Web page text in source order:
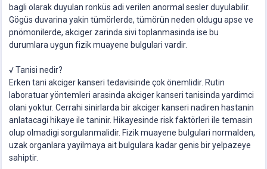
bagli olarak duyulan ronküs adi verilen anormal sesler duyulabilir.
Gögüs duvarina yakin tümörlerde, tümörün neden oldugu apse ve
pnömonilerde, akciger zarinda sivi toplanmasinda ise bu
durumlara uygun fizik muayene bulgulari vardir.
√ Tanisi nedir?
Erken tani akciger kanseri tedavisinde çok önemlidir. Rutin
laboratuar yöntemleri arasinda akciger kanseri tanisinda yardimci
olani yoktur. Cerrahi sinirlarda bir akciger kanseri nadiren hastanin
anlatacagi hikaye ile taninir. Hikayesinde risk faktörleri ile temasin
olup olmadigi sorgulanmalidir. Fizik muayene bulgulari normalden,
uzak organlara yayilmaya ait bulgulara kadar genis bir yelpazeye
sahiptir.